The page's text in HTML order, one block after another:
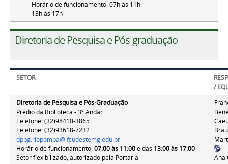
Horário de funcionamento:07h às 11h -
13h às 17h
Diretoria de Pesquisa e Pós-graduação
SETOR
/
Diretoria de Pesquisa e Pós-Graduação
Prédio da Biblioteca - 3º Andar
Telefone: (32)98410-3865
Telefone: (32)93618-7232
dppg.riopomba@ifsudestemg.edu.br
Horário de funcionamento:07:00 às 11:00e das 13:00 às 17:00
Setor flexibilizado, autorizado pela Portaria
Ana